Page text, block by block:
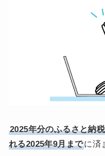
2025年分のふるさと納
れる2025年9月までに済